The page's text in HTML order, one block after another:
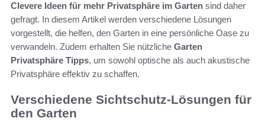
Clevere Ideen für mehr Privatsphäre im Garten sind daher
gefragt. In diesem Artikel werden verschiedene Lösungen
vorgestellt, die helfen, den Garten in eine persönliche Oase zu
verwandeln. Zudem erhalten Sie nützliche Garten
Privatsphäre Tipps, um sowohl optische als auch akustische
Privatsphäre effektiv zu schaffen.
Verschiedene Sichtschutz-Lösungen für
den Garten